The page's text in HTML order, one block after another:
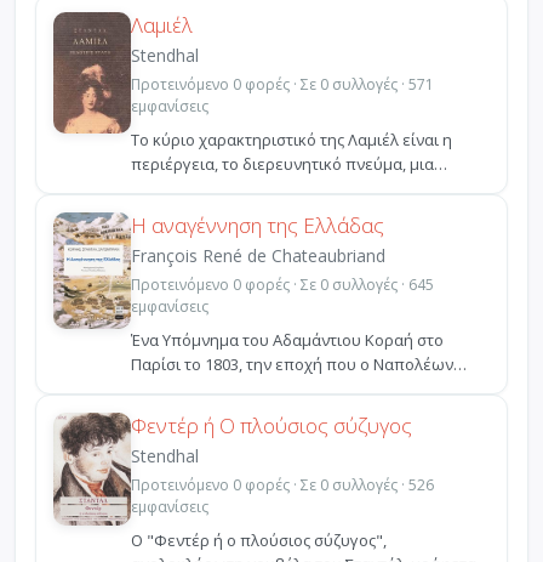
Λαμιέλ
Stendhal
Προτεινόμενο 0 φορές · Σε 0 συλλογές · 571
εμφανίσεις
Το κύριο χαρακτηριστικό της Λαμιέλ είναι η
περιέργεια, το διερευνητικό πνεύμα, μια
ακατανίκητη επιθυ...
Η αναγέννηση της Ελλάδας
François René de Chateaubriand
Προτεινόμενο 0 φορές · Σε 0 συλλογές · 645
εμφανίσεις
Ένα Υπόμνημα του Αδαμάντιου Κοραή στο
Παρίσι το 1803, την εποχή που ο Ναπολέων
ήταν ακόμα Ισόβιος Ύπ...
Φεντέρ ή Ο πλούσιος σύζυγος
Stendhal
Προτεινόμενο 0 φορές · Σε 0 συλλογές · 526
εμφανίσεις
Ο "Φεντέρ ή ο πλούσιος σύζυγος",